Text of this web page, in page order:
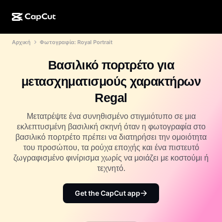
Διαδικτυακή έκδοση του CapCut
CapCut για κινητό
Dreamina AI
Pippit ΤΝ
Δημιουργία ΤΝ
Σχεδιασμός ΤΝ
Στούντιο βίντεο
Εργαλείο δημιουργίας βίντεο ΤΝ
Εργαλείο δημιουργίας εικόνων ΤΝ
Βελτίωση εικόνας ΤΝ
Dreamina Seedance 2.5
Nano Banana Pro
Λειτουργίες
Εργαλεία ΤΝ
Εργαλείο επεξεργασίας και δημιουργίας βίντεο
Εργαλείο επεξεργασίας και δημιουργίας εικόνας
Εργαλείο επεξεργασίας και δημιουργίας φωνής
Περισσότερα
Περιπτώσεις χρήσης
Πρότυπα ημερολογίου
Πρότυπα επετείου
Πρότυπα για εφέ
Σχετικά με εμάς
Κοινότητα
Συνεργάτες
Πρόγραμμα καινοτόμων δημιουργών
Πρόγραμμα για δημιουργικούς συνεργάτες
CapCut για δημιουργικούς φοιτητές
Αρχική Φωτογραφία: Royal Portrait
Βασιλικό πορτρέτο για
μετασχηματισμούς χαρακτήρων
Regal
Μετατρέψτε ένα συνηθισμένο στιγμιότυπο σε μια
εκλεπτυσμένη βασιλική σκηνή όταν η φωτογραφία στο
βασιλικό πορτρέτο πρέπει να διατηρήσει την ομοιότητα
του προσώπου, τα ρούχα εποχής και ένα πιστευτό
ζωγραφισμένο φινίρισμα χωρίς να μοιάζει με κοστούμι ή
τεχνητό.
Get the CapCut app